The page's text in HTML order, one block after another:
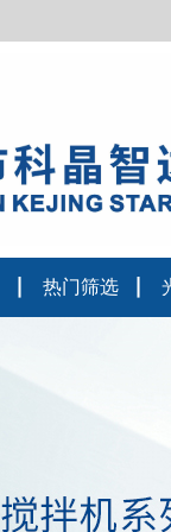
热门筛选